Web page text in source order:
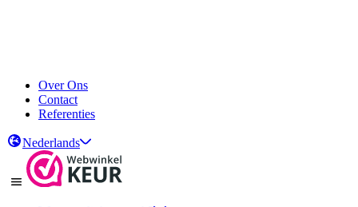
Over Ons
Contact
Referenties
Nederlands